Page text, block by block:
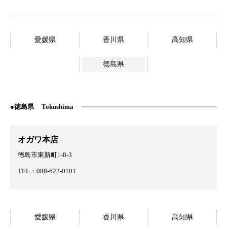
愛媛県 香川県 高知県
徳島県
徳島県 Tokushima
オガワ本店
徳島市東新町1-8-3
TEL：088-622-0101
愛媛県 香川県 高知県